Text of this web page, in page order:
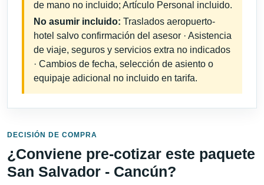
de mano no incluido; Artículo Personal incluido.
No asumir incluido: Traslados aeropuerto-
hotel salvo confirmación del asesor · Asistencia
de viaje, seguros y servicios extra no indicados
· Cambios de fecha, selección de asiento o
equipaje adicional no incluido en tarifa.
DECISIÓN DE COMPRA
¿Conviene pre-cotizar este paquete
San Salvador - Cancún?